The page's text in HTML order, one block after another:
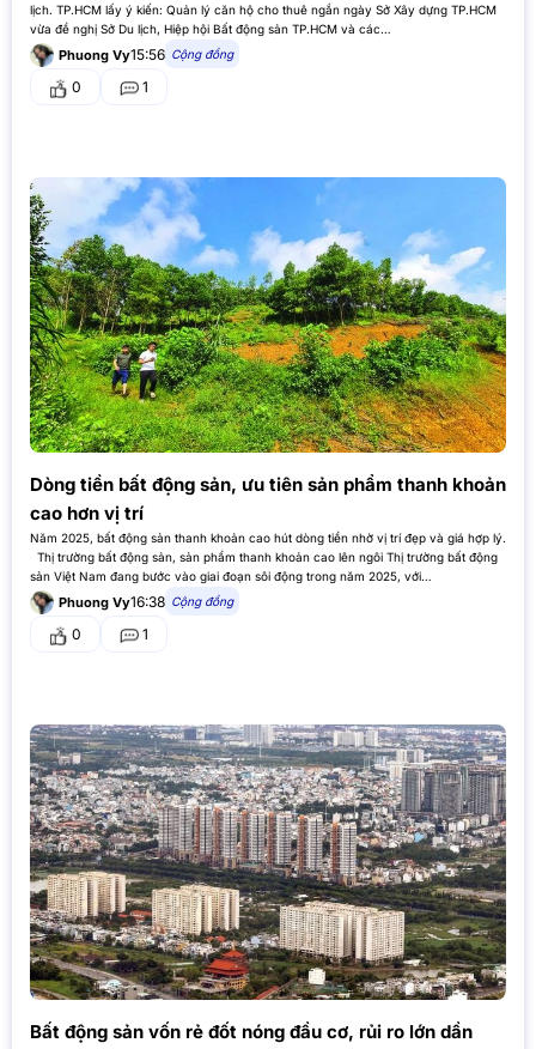
lịch. TP.HCM lấy ý kiến: Quản lý căn hộ cho thuê ngắn ngày Sở Xây dựng TP.HCM
vừa đề nghị Sở Du lịch, Hiệp hội Bất động sản TP.HCM và các…
Phuong Vy15:56 Cộng đồng
0 1
Dòng tiền bất động sản, ưu tiên sản phẩm thanh khoản
cao hơn vị trí
Năm 2025, bất động sản thanh khoản cao hút dòng tiền nhờ vị trí đẹp và giá hợp lý.
Thị trường bất động sản, sản phẩm thanh khoản cao lên ngôi Thị trường bất động
sản Việt Nam đang bước vào giai đoạn sôi động trong năm 2025, với…
Phuong Vy16:38 Cộng đồng
0 1
Bất động sản vốn rẻ đốt nóng đầu cơ, rủi ro lớn dần